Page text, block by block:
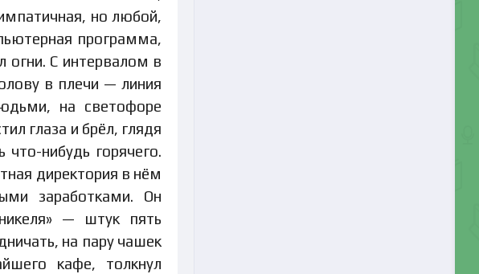
но любой,
программа,
огни. С интервалом в
в плечи — линия
на светофоре
глаза и брёл, глядя
нибудь горячего.
директория в нём
заработками. Он
— штук пять
на пару чашек
кафе, толкнул